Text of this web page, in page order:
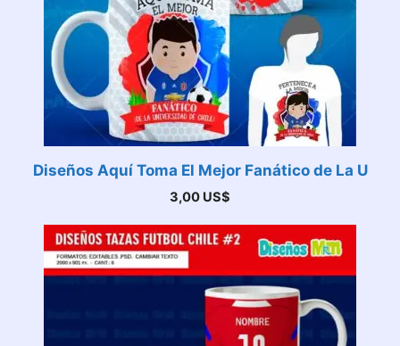
Diseños Aquí Toma El Mejor Fanático de La U
3,00 US$